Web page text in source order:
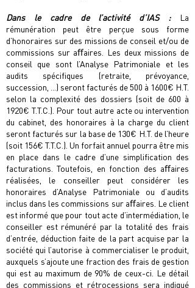
Dans le cadre de l’activité d’IAS :La
rémunération peut être perçue sous forme
d’honoraires sur des missions de conseil et/ou de
commissions sur aﬀaires. Les deux missions de
conseil que sont l’Analyse Patrimoniale et les
audits spéciﬁques (retraite, prévoyance,
succession, ...) seront facturés de 500 à 1600€ H.T.
selon la complexité des dossiers (soit de 600 à
1920€ T.T.C.). Pour tout autre acte ou intervention
du cabinet, des honoraires à la charge du client
seront facturés sur la base de 130€ H.T. de l’heure
(soit 156€ T.T.C.). Un forfait annuel pourra être mis
en place dans le cadre d’une simpliﬁcation des
facturations. Toutefois, en fonction des aﬀaires
réalisées, le conseiller peut considérer les
honoraires d’Analyse Patrimoniale ou d’audits
inclus dans les commissions sur aﬀaires. Le client
est informé que pour tout acte d’intermédiation, le
conseiller est rémunéré par la totalité des frais
d’entrée, déduction faite de la part acquise par la
société qui l’autorise à commercialiser le produit,
auxquels s’ajoute une fraction des frais de gestion
qui est au maximum de 90% de ceux-ci. Le détail
des commissions et rétrocessions sera indiqué